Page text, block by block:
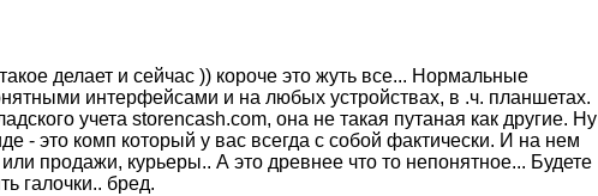
делает и сейчас )) короче это жуть все... Нормальные
интерфейсами и на любых устройствах, в .ч. планшетах.
учета storencash.com, она не такая путаная как другие. Ну
- это комп который у вас всегда с собой фактически. И на нем
продажи, курьеры.. А это древнее что то непонятное... Будете
галочки.. бред.